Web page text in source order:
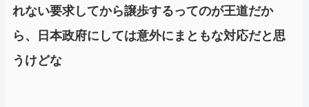
れない要求してから譲歩するってのが王道だか
ら、日本政府にしては意外にまともな対応だと思
うけどな